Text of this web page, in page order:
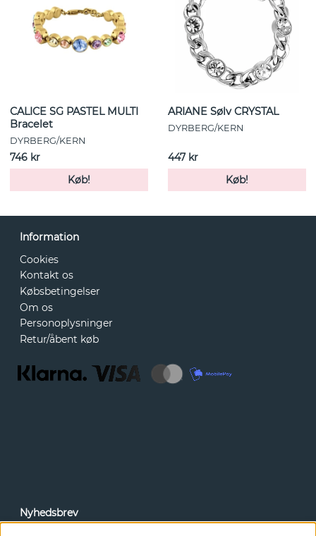
CALICE SG PASTEL MULTI
Bracelet
DYRBERG/KERN
746 kr
Køb!
ARIANE Sølv CRYSTAL
DYRBERG/KERN
447 kr
Køb!
Information
Cookies
Kontakt os
Købsbetingelser
Om os
Personoplysninger
Retur/åbent køb
Nyhedsbrev